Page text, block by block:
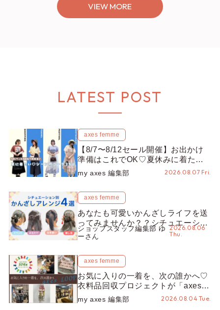
VIEW MORE
LATEST POST
axes femme
【8/7〜8/12セール開催】お出かけ
準備はこれでOK♡夏休みに着たい
コーデ25選をシーン別に徹底解説！
my axes 編集部 2026.08.07 Fri.
axes femme
あなたも可愛いかんざしライフを送
ってみませんか？？シチュエーショ
ン別“かんざし”のオススメ【ショッ
プスタッフ編集部】
ショップスタッフ編集部 ゆ
ーさん
2026.08.06
Thu.
axes femme
お気に入りの一着を、次の誰かへ♡
衣料品回収プロジェクトが「axes
LOOP」にアップデート！活用する
とポイントが手に入る◎
my axes 編集部 2026.08.04 Tue.